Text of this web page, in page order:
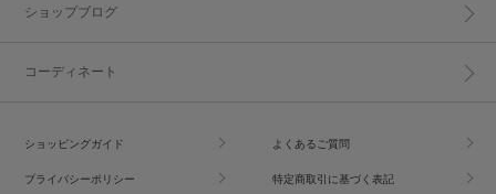
ショップブログ
コーディネート
ショッピングガイド よくあるご質問
プライバシーポリシー 特定商取引に基づく表記